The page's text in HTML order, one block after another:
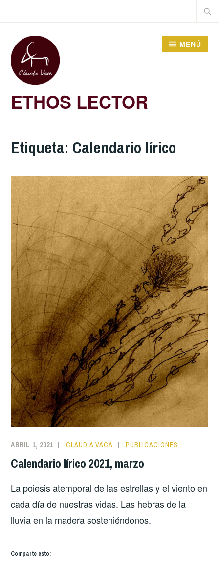
contenido
ETHOS LECTOR
MENÚ
Etiqueta: Calendario lírico
ABRIL 1, 2021 CLAUDIA VACA PUBLICACIONES
Calendario lírico 2021, marzo
La poiesis atemporal de las estrellas y el viento en
cada día de nuestras vidas. Las hebras de la
lluvia en la madera sosteniéndonos.
Comparte esto: